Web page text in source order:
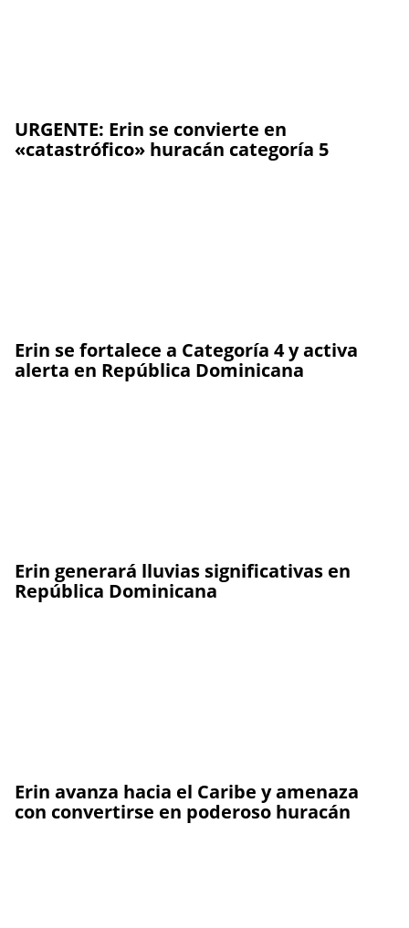
URGENTE: Erin se convierte en
«catastrófico» huracán categoría 5
Erin se fortalece a Categoría 4 y activa
alerta en República Dominicana
Erin generará lluvias significativas en
República Dominicana
Erin avanza hacia el Caribe y amenaza
con convertirse en poderoso huracán